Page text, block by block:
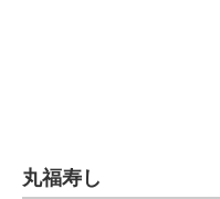
ITエンジニア向け専門サイト
丸福寿し